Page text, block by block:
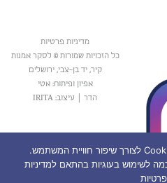
מדיניות פרטיות
כל הזכויות שמורות © לסקר אמנות
קיר, יד בן-צבי, ירושלים
אפיון ופיתוח: אטי
הדר
עיצוב: IRITA
אתר זה עושה שימוש בקבצי Cookies לצורך שיפור חוויית המשתמש.
לשימוש בעוגיות בהתאם למדיניות